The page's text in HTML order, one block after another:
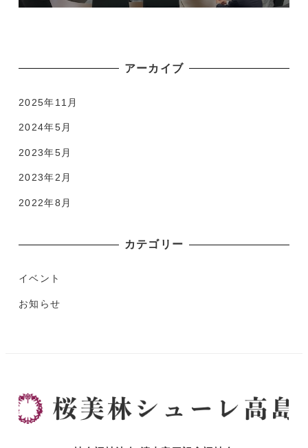
アーカイブ
2025年11月
2024年5月
2023年5月
2023年2月
2022年8月
カテゴリー
イベント
お知らせ